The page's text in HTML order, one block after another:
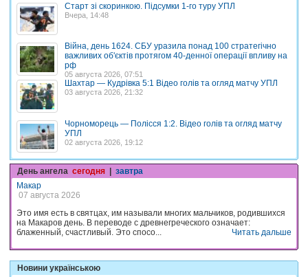
Старт зі скоринкою. Підсумки 1-го туру УПЛ
Вчера, 14:48
Війна, день 1624. СБУ уразила понад 100 стратегічно
важливих об'єктів протягом 40-денної операції впливу на
рф
05 августа 2026, 07:51
Шахтар — Кудрівка 5:1 Відео голів та огляд матчу УПЛ
03 августа 2026, 21:32
Чорноморець — Полісся 1:2. Відео голів та огляд матчу
УПЛ
02 августа 2026, 19:12
День ангела сегодня
завтра
Макар
07 августа 2026
Это имя есть в святцах, им называли многих мальчиков, родившихся
на Макаров день. В переводе с древнегреческого означает:
блаженный, счастливый. Это спосо...
Читать дальше
Новини українською